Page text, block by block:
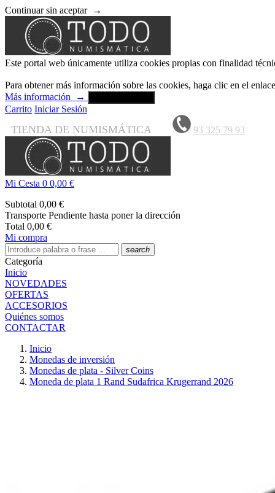
Continuar sin aceptar →
Este portal web únicamente utiliza cookies propias con finalidad
Para obtener más información sobre las cookies, haga clic en el
Más información
→
Carrito Iniciar Sesión
TIENDA DE NUMISMÁTICA 93 325 79 93
Mi Cesta 0 0,00 €
Subtotal 0,00 €
Transporte Pendiente hasta poner la dirección
Total 0,00 €
Mi compra
search
Categoría
Inicio
NOVEDADES
OFERTAS
ACCESORIOS
Quiénes somos
CONTACTAR
Inicio
Monedas de inversión
Monedas de plata - Silver Coins
Moneda de plata 1 Rand Sudafrica Krugerrand 2026